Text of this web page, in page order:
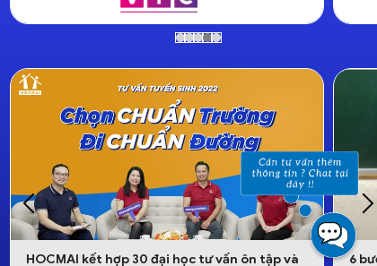
và
6 bước luyện thi cùng HOCMAI giúp học sinh